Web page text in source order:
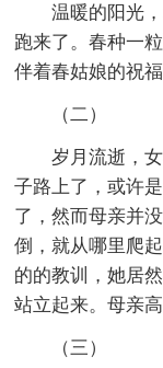
温暖的阳光
跑来了。春种一
伴着春姑娘的祝
（二）
岁月流逝，
子路上了，或许
了，然而母亲并
倒，就从哪里爬
的的教训，她居
站立起来。母亲
（三）